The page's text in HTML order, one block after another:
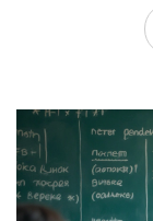
омолодить